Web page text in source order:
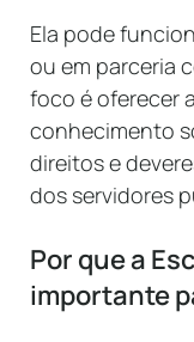
Ela pode
ou em parceria
foco é oferecer
conhecimento
direitos e
dos servidores
Por que a
importante